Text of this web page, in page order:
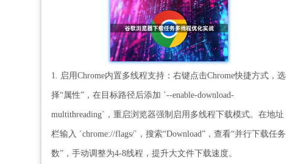
1. 启用Chrome内置多线程支持：右键点击Chrome快捷方式，选
择“属性”，在目标路径后添加 `--enable-download-
multithreading`，重启浏览器强制启用多线程下载模式。在地址
栏输入 `chrome://flags/`，搜索“Download”，查看“并行下载任务
数”，手动调整为4-8线程，提升大文件下载速度。